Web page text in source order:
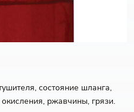
состояние шланга,
ржавчины, грязи.